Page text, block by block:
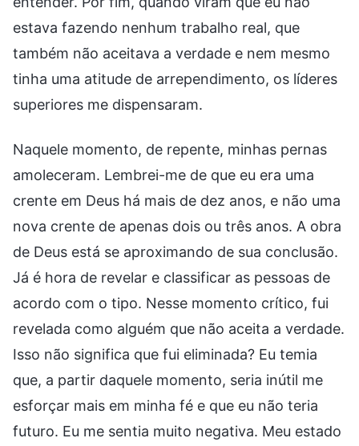
estava fazendo nenhum trabalho real, que
também não aceitava a verdade e nem mesmo
tinha uma atitude de arrependimento, os líderes
superiores me dispensaram.
Naquele momento, de repente, minhas pernas
amoleceram. Lembrei-me de que eu era uma
crente em Deus há mais de dez anos, e não uma
nova crente de apenas dois ou três anos. A obra
de Deus está se aproximando de sua conclusão.
Já é hora de revelar e classificar as pessoas de
acordo com o tipo. Nesse momento crítico, fui
revelada como alguém que não aceita a verdade.
Isso não significa que fui eliminada? Eu temia
que, a partir daquele momento, seria inútil me
esforçar mais em minha fé e que eu não teria
futuro. Eu me sentia muito negativa. Meu estado